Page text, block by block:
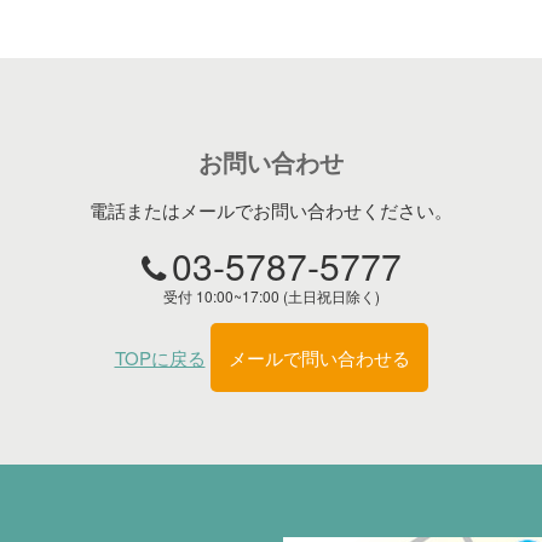
お問い合わせ
電話またはメールでお問い合わせください。
03-5787-5777
受付 10:00~17:00 (土日祝日除く)
TOPに戻る メールで問い合わせる